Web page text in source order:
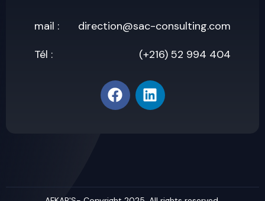
mail :
direction@sac-consulting.com
Tél :
(+216) 52 994 404